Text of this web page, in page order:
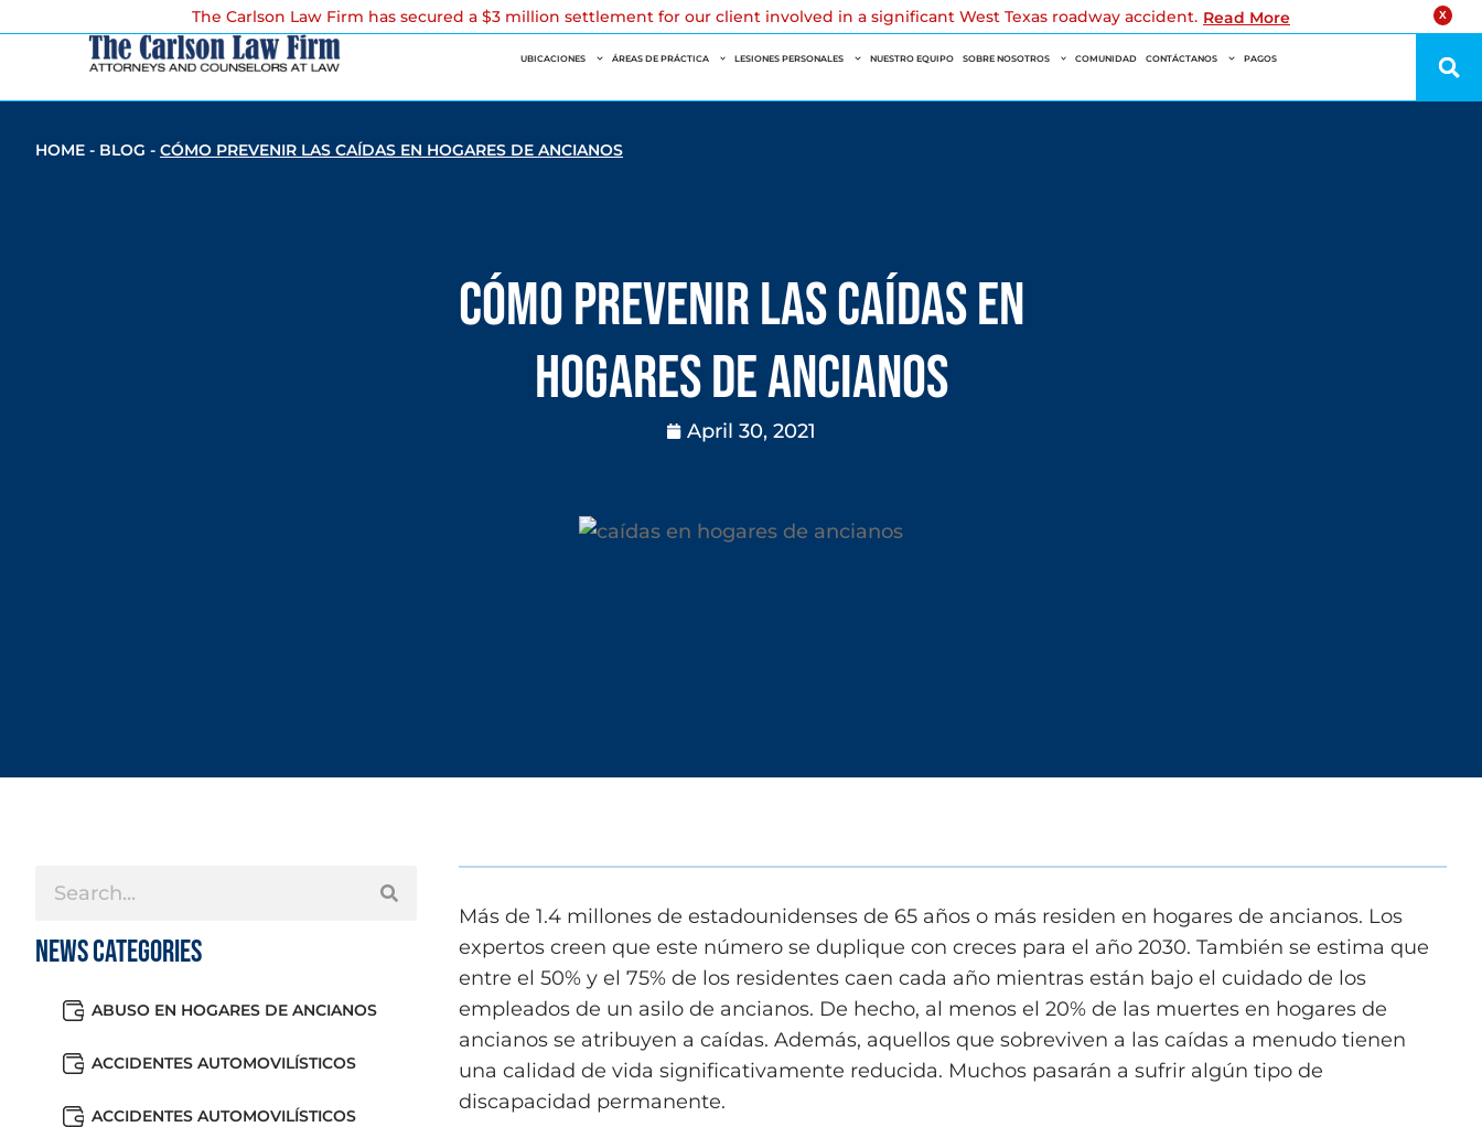
X
The Carlson Law Firm has secured a $3 million settlement for our client involved in a significant West Texas roadway accident. Read More
UBICACIONES ÁREAS DE PRÁCTICA LESIONES PERSONALES NUESTRO EQUIPO SOBRE NOSOTROS COMUNIDAD CONTÁCTANOS PAGOS
HOME - BLOG - CÓMO PREVENIR LAS CAÍDAS EN HOGARES DE ANCIANOS
Cómo Prevenir las Caídas en
Hogares de Ancianos
April 30, 2021
News Categories
ABUSO EN HOGARES DE ANCIANOS
ACCIDENTES AUTOMOVILÍSTICOS
ACCIDENTES AUTOMOVILÍSTICOS
Más de 1.4 millones de estadounidenses de 65 años o más residen en hogares de ancianos. Los
expertos creen que este número se duplique con creces para el año 2030. También se estima que
entre el 50% y el 75% de los residentes caen cada año mientras están bajo el cuidado de los
empleados de un asilo de ancianos. De hecho, al menos el 20% de las muertes en hogares de
ancianos se atribuyen a caídas. Además, aquellos que sobreviven a las caídas a menudo tienen
una calidad de vida significativamente reducida. Muchos pasarán a sufrir algún tipo de
discapacidad permanente.